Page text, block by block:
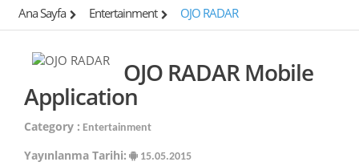
Ana Sayfa Entertainment OJO RADAR
OJO RADAR Mobile
Application
Category : Entertainment
Yayınlanma Tarihi: 15.05.2015